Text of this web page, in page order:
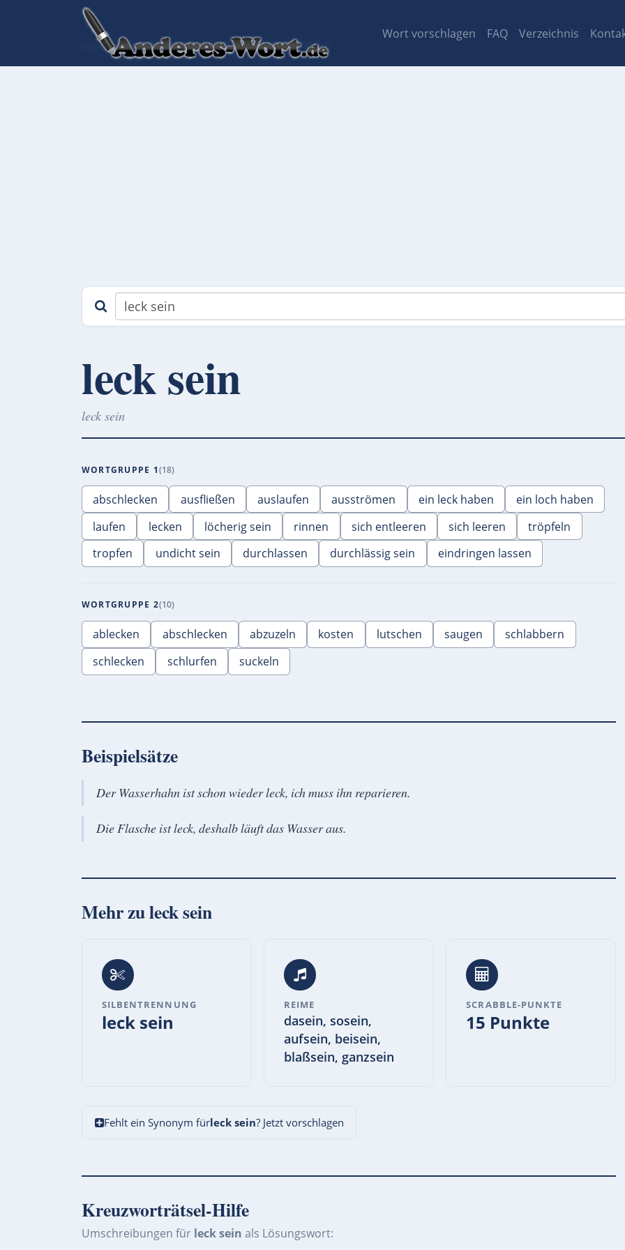
Wort vorschlagen FAQ Verzeichnis
leck sein
leck sein
WORTGRUPPE 1 18
abschlecken ausfließen auslaufen ausströmen ein leck haben
ein loch haben
laufen
lecken löcherig sein rinnen sich entleeren sich leeren
tröpfeln
tropfen
undicht sein durchlassen durchlässig sein eindringen lassen
WORTGRUPPE 2 10
ablecken abschlecken abzuzeln kosten lutschen saugen
schlabbern
schlecken
schlurfen suckeln
Beispielsätze
Der Wasserhahn ist schon wieder leck, ich muss ihn reparieren.
Die Flasche ist leck, deshalb läuft das Wasser aus.
Mehr zuleck sein
SILBENTRENNUNG
leck sein
REIME
dasein, sosein,
aufsein, beisein,
blaßsein, ganzsein
SCRABBLE-PUNKTE
15 Punkte
Fehlt ein Synonym fürleck sein? Jetzt vorschlagen
Kreuzworträtsel-Hilfe
Umschreibungen für leck sein als Lösungswort: